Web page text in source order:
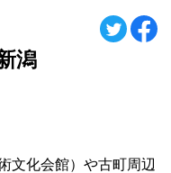
潟
文化会館）や古町周辺